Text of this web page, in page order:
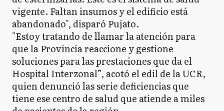
vigente. Faltan insumos y el edificio está
abandonado", disparó Pujato.
"Estoy tratando de llamar la atención para
que la Provincia reaccione y gestione
soluciones para las prestaciones que da el
Hospital Interzonal”, acotó el edil de la UCR,
quien denunció las serie deficiencias que
tiene ese centro de salud que atiende a miles